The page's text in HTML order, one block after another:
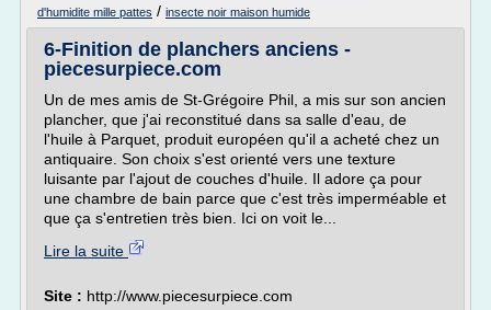
d'humidite mille pattes / insecte noir maison humide
6-Finition de planchers anciens -
piecesurpiece.com
Un de mes amis de St-Grégoire Phil, a mis sur son ancien
plancher, que j'ai reconstitué dans sa salle d'eau, de
l'huile à Parquet, produit européen qu'il a acheté chez un
antiquaire. Son choix s'est orienté vers une texture
luisante par l'ajout de couches d'huile. Il adore ça pour
une chambre de bain parce que c'est très imperméable et
que ça s'entretien très bien. Ici on voit le...
Lire la suite
Site : http://www.piecesurpiece.com